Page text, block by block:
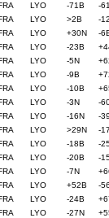
LYO -71B
-
LYO >2B
-
LYO +30N
-
LYO -23B
LYO -5N
LYO -9B
LYO -10B
LYO -3N
-
LYO -16N
-
LYO >29N
-
LYO -18B
-
LYO -20B
-
LYO -7N
LYO +52B
-
LYO -24B
LYO -27N